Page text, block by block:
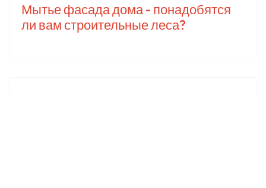
Мытье фасада дома - понадобятся
ли вам строительные леса?